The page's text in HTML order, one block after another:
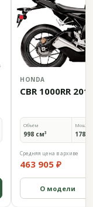
HONDA
CBR 1000RR
Объём
998 см³ 178
Средняя цена в архиве
463 905 ₽
О модели